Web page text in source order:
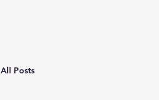
All Posts